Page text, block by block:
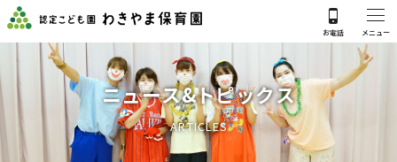
ニュース&トピックス
ARTICLES